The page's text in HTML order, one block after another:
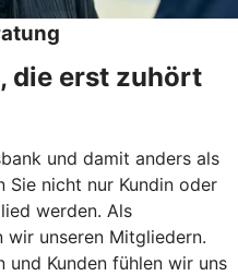
die erst zuhört
und damit anders als
Sie nicht nur Kundin oder
werden. Als
wir unseren Mitgliedern.
und Kunden fühlen wir uns